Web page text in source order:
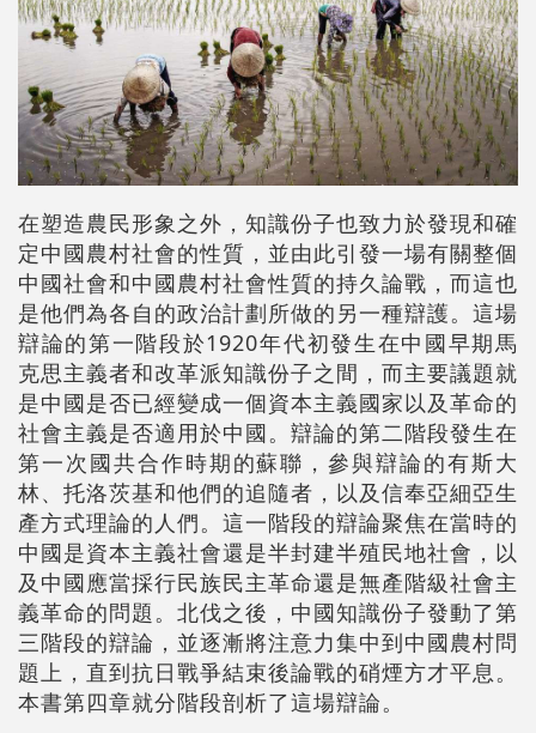
在塑造農民形象之外，知識份子也致力於發現和確
定中國農村社會的性質，並由此引發一場有關整個
中國社會和中國農村社會性質的持久論戰，而這也
是他們為各自的政治計劃所做的另一種辯護。這場
辯論的第一階段於1920年代初發生在中國早期馬
克思主義者和改革派知識份子之間，而主要議題就
是中國是否已經變成一個資本主義國家以及革命的
社會主義是否適用於中國。辯論的第二階段發生在
第一次國共合作時期的蘇聯，參與辯論的有斯大
林、托洛茨基和他們的追隨者，以及信奉亞細亞生
產方式理論的人們。這一階段的辯論聚焦在當時的
中國是資本主義社會還是半封建半殖民地社會，以
及中國應當採行民族民主革命還是無產階級社會主
義革命的問題。北伐之後，中國知識份子發動了第
三階段的辯論，並逐漸將注意力集中到中國農村問
題上，直到抗日戰爭結束後論戰的硝煙方才平息。
本書第四章就分階段剖析了這場辯論。